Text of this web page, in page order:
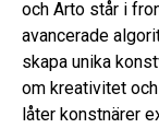
och Arto står i
avancerade
skapa unika
om kreativitet
låter konstnärer